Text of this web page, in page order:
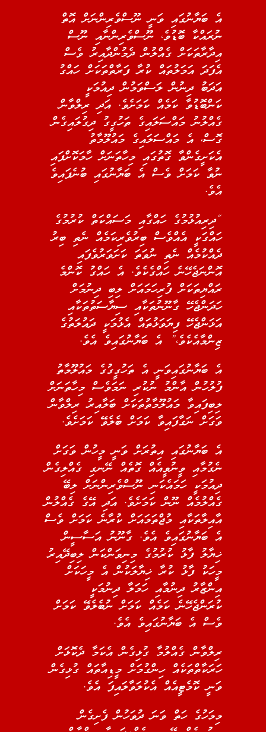
އެ ބަޔާނުގައި ވަނީ ނޫސްވެރިންނަށް އޮތް
ނުރައްކާ ބޮޑުވެ، ނޫސްވެރިންނާއި ނޫސް
އިދާރާތަކަށް ގެއްލުން ދެމުންދާއިރު ވެސް
އެފަދަ އަމަލުތައް ކުރާ ފަރާތްތަކަށް ހައްގު
އަދަބު ދިނުން ލަސްވަމުން ދިއުމަކީ
ކަންބޮޑުވާ ކަމެއް ކަމަށެވެ. އަދި ރިލްވާން
ގެއްލުނު މައްސަލައިގެ ތަހުގީގު ދިގުލައިގެން
ގޮސް، އެ މައްސަލައިގެ މައުލޫމާތު
އެކަށީގެންވާ ގޮތުގައި މިހާތަނަށް ހާމަކޮށްފައި
ނުވާ ކަމަށް ވެސް އެ ބަޔާނުގައި ބުނެފައިވެ
އެވެ.
“ދިރިއުޅުމުގެ ހައްގާއި މަސައްކަތް ކުރުމުގެ
ހައްގަކީ އެއްވެސް ބިރުވެރިކަމެއް ނެތި ބިރު
ދެއްކުމެއް ނެތި ނުވަތަ ކަށަވަރުވެފައި
އޮންނަޖެހޭނެ ހައްގެކެވެ. އެ ހައްގު ކޮންމެ
ރައްޔިތަކަށް ފުރިހަމައަށް ލިބި ދިނުމަށް
ހަދަންޖެހޭ ގާނޫނުތަކާއި ސިޔާސަތުތަކާއި
އަޅަންޖެހޭ ފިޔަވަޅުތައް އެޅުމަކީ ދައުލަތުގެ
ޒިންމާއެކެވެ،” އެ ބަޔާނުގައިވެ އެވެ.
އެ ބަޔާނުގައިވަނީ އެ ތަހުގީގުގެ މައުލޫމާތު
ފުލުހުން އާންމު ނުކުރި ނަމަވެސް މިހާތަނަށް
ލިބިފައިވާ މައުލޫމާތުތަކަށް ބަލާއިރު ރިލްވާން
ވަގަށް ނަގާފައިވާ ކަމަށް ބެލެވޭ ކަމަށެވެ.
އެ ބަޔާނުގައި އިތުރަށް ވަނީ މީހުން ވަގަށް
ނެގުމާއި ވީނުވީއެއް ގޮތެއް ނޭނގި ގެއްލިގެން
ދިއުމަކީ ހަމައެކަނި ނޫސްވެރިންނަށް ލިބޭ
ގެއްލުމެއް ނޫން ކަމަށެވެ. އަދި އޭގެ ގެއްލުން
އާއިލާތަކާއި މުޖްތަމައަށް ކުރާނެ ކަމަށް ވެސް
އެ ބަޔާނުގައިވެ އެވެ. ގާނޫނު އަސާސީން
ޚިޔާލު ފާޅު ކުރުމުގެ މިނިވަންކަން ލިބިދޭއިރު
މީހަކު ފާޅު ކުރާ ޚިޔާލަކުން އެ މީހަކަށް
އިންޒާރު ދިނުމާއި ހަމަލާ ދިނުމަކީ
ކުރަންޖެހޭނެ ކަމެއް ކަމަށް ނުބެލެވޭ ކަމަށް
ވެސް އެ ބަޔާނުގައިވެ އެވެ.
ރިލްވާން ގެއްލުމާ ގުޅިގެން އެކަމާ ދެކޮޅަށް
ހަރަކާތްތަކެއް ހިންގުމަށް މީޑިއާތައް ގުޅިގެން
ވަނީ ކޮމެޓީއެއް އެކުލަވާލައިފަ އެވެ.
މިމަހުގެ ހަތް ވަނަ ދުވަހުން ފެށިގެން